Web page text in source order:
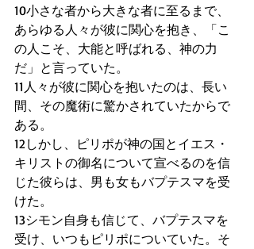
10小さな者から大きな者に至るまで、
あらゆる人々が彼に関心を抱き、「こ
の人こそ、大能と呼ばれる、神の力
だ」と言っていた。
11人々が彼に関心を抱いたのは、長い
間、その魔術に驚かされていたからで
ある。
12しかし、ピリポが神の国とイエス・
キリストの御名について宣べるのを信
じた彼らは、男も女もバプテスマを受
けた。
13シモン自身も信じて、バプテスマを
受け、いつもピリポについていた。そ